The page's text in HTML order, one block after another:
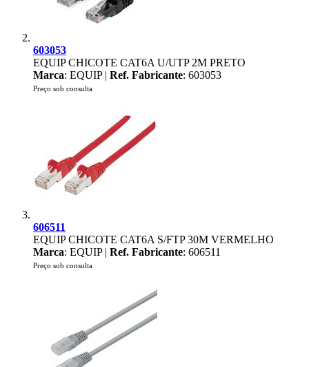
603053
EQUIP CHICOTE CAT6A U/UTP 2M PRETO
Marca: EQUIP | Ref. Fabricante: 603053
Preço sob consulta
606511
EQUIP CHICOTE CAT6A S/FTP 30M VERMELHO
Marca: EQUIP | Ref. Fabricante: 606511
Preço sob consulta